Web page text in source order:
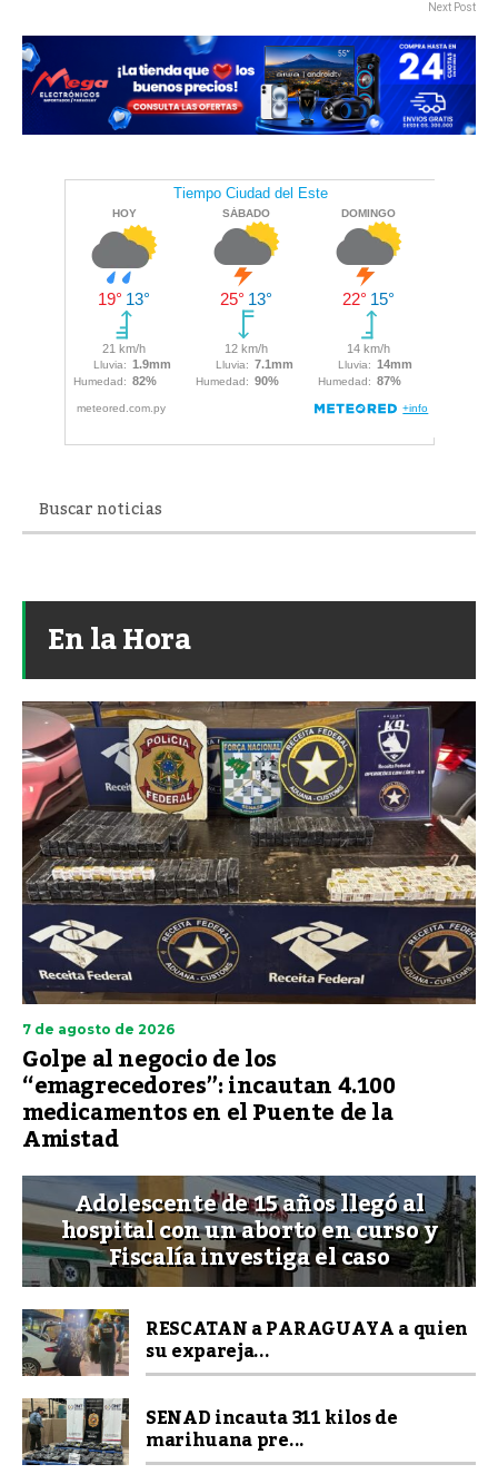
Next Post
En la Hora
7 de agosto de 2026
Golpe al negocio de los
“emagrecedores”: incautan 4.100
medicamentos en el Puente de la
Amistad
Adolescente de 15 años llegó al
hospital con un aborto en curso y
Fiscalía investiga el caso
RESCATAN a PARAGUAYA a quien
su expareja...
SENAD incauta 311 kilos de
marihuana pre...